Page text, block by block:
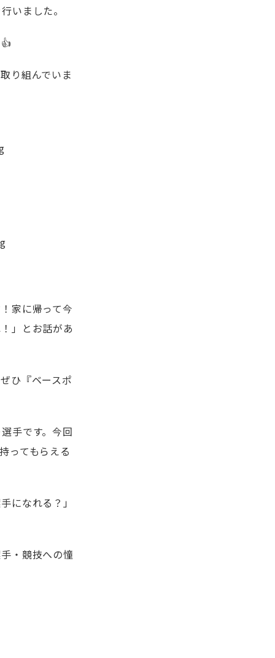
いました。
り組んでいま
家に帰って今
」とお話があ
ひ『ベースポ
手です。今回
ってもらえる
になれる？」
・競技への憧